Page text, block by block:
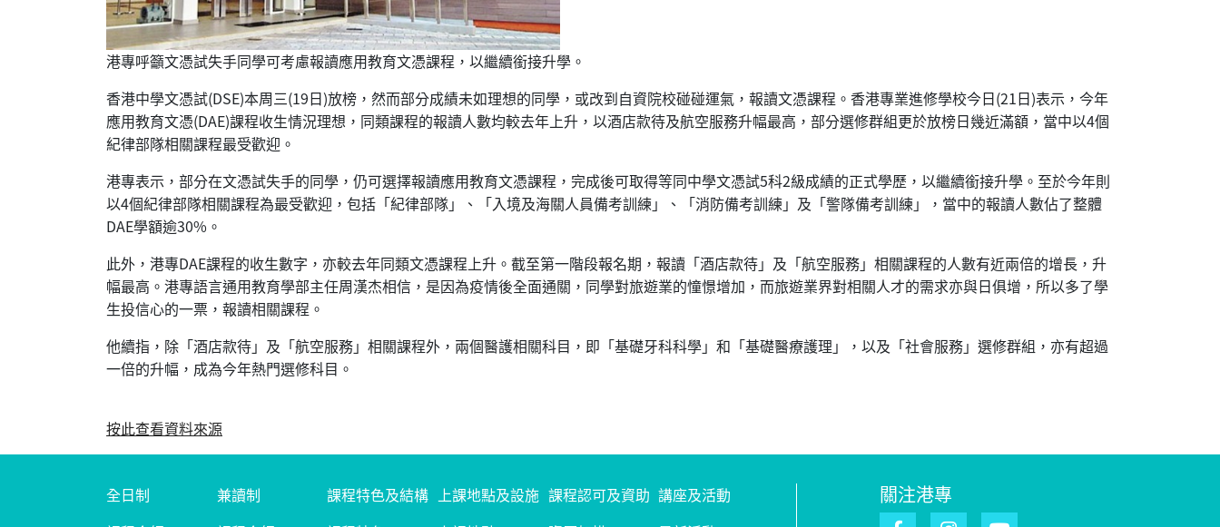
港專呼籲文憑試失手同學可考慮報讀應用教育文憑課程，以繼續銜接升學。
香港中學文憑試(DSE)本周三(19日)放榜，然而部分成績未如理想的同學，或改到自資院校碰碰運氣，報讀文憑課程。香港專業進修學校今日(21日)表示，今年
應用教育文憑(DAE)課程收生情況理想，同類課程的報讀人數均較去年上升，以酒店款待及航空服務升幅最高，部分選修群組更於放榜日幾近滿額，當中以4個
紀律部隊相關課程最受歡迎。
港專表示，部分在文憑試失手的同學，仍可選擇報讀應用教育文憑課程，完成後可取得等同中學文憑試5科2級成績的正式學歷，以繼續銜接升學。至於今年則
以4個紀律部隊相關課程為最受歡迎，包括「紀律部隊」、「入境及海關人員備考訓練」、「消防備考訓練」及「警隊備考訓練」，當中的報讀人數佔了整體
DAE學額逾30%。
此外，港專DAE課程的收生數字，亦較去年同類文憑課程上升。截至第一階段報名期，報讀「酒店款待」及「航空服務」相關課程的人數有近兩倍的增長，升
幅最高。港專語言通用教育學部主任周漢杰相信，是因為疫情後全面通關，同學對旅遊業的憧憬增加，而旅遊業界對相關人才的需求亦與日俱增，所以多了學
生投信心的一票，報讀相關課程。
他續指，除「酒店款待」及「航空服務」相關課程外，兩個醫護相關科目，即「基礎牙科科學」和「基礎醫療護理」，以及「社會服務」選修群組，亦有超過
一倍的升幅，成為今年熱門選修科目。
按此查看資料來源
全日制
兼讀制
課程特色及結構
上課地點及設施 課程認可及資助 講座及活動
關注港專